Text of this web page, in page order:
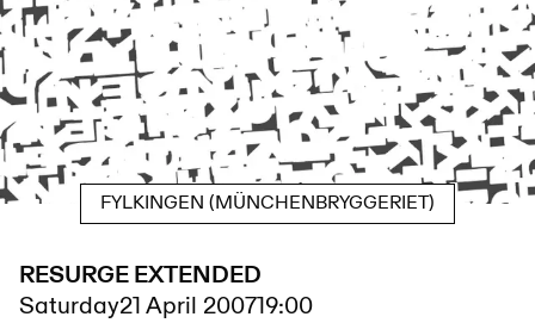
FYLKINGEN (MÜNCHENBRYGGERIET)
RESURGE EXTENDED
Saturday21 April 200719:00